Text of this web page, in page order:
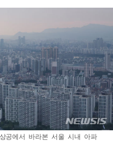
공에서 바라본 서울 시내 아파